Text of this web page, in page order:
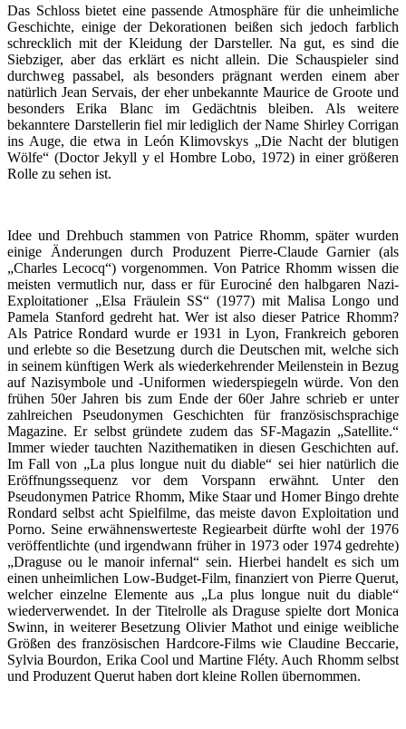
Das Schloss bietet eine passende Atmosphäre für die unheimliche
Geschichte, einige der Dekorationen beißen sich jedoch farblich
schrecklich mit der Kleidung der Darsteller. Na gut, es sind die
Siebziger, aber das erklärt es nicht allein. Die Schauspieler sind
durchweg passabel, als besonders prägnant werden einem aber
natürlich Jean Servais, der eher unbekannte Maurice de Groote und
besonders Erika Blanc im Gedächtnis bleiben. Als weitere
bekanntere Darstellerin fiel mir lediglich der Name Shirley Corrigan
ins Auge, die etwa in León Klimovskys „Die Nacht der blutigen
Wölfe“ (Doctor Jekyll y el Hombre Lobo, 1972) in einer größeren
Rolle zu sehen ist.
Idee und Drehbuch stammen von Patrice Rhomm, später wurden
einige Änderungen durch Produzent Pierre-Claude Garnier (als
„Charles Lecocq“) vorgenommen. Von Patrice Rhomm wissen die
meisten vermutlich nur, dass er für Eurociné den halbgaren Nazi-
Exploitationer „Elsa Fräulein SS“ (1977) mit Malisa Longo und
Pamela Stanford gedreht hat. Wer ist also dieser Patrice Rhomm?
Als Patrice Rondard wurde er 1931 in Lyon, Frankreich geboren
und erlebte so die Besetzung durch die Deutschen mit, welche sich
in seinem künftigen Werk als wiederkehrender Meilenstein in Bezug
auf Nazisymbole und -Uniformen wiederspiegeln würde. Von den
frühen 50er Jahren bis zum Ende der 60er Jahre schrieb er unter
zahlreichen Pseudonymen Geschichten für französischsprachige
Magazine. Er selbst gründete zudem das SF-Magazin „Satellite.“
Immer wieder tauchten Nazithematiken in diesen Geschichten auf.
Im Fall von „La plus longue nuit du diable“ sei hier natürlich die
Eröffnungssequenz vor dem Vorspann erwähnt. Unter den
Pseudonymen Patrice Rhomm, Mike Staar und Homer Bingo drehte
Rondard selbst acht Spielfilme, das meiste davon Exploitation und
Porno. Seine erwähnenswerteste Regiearbeit dürfte wohl der 1976
veröffentlichte (und irgendwann früher in 1973 oder 1974 gedrehte)
„Draguse ou le manoir infernal“ sein. Hierbei handelt es sich um
einen unheimlichen Low-Budget-Film, finanziert von Pierre Querut,
welcher einzelne Elemente aus „La plus longue nuit du diable“
wiederverwendet. In der Titelrolle als Draguse spielte dort Monica
Swinn, in weiterer Besetzung Olivier Mathot und einige weibliche
Größen des französischen Hardcore-Films wie Claudine Beccarie,
Sylvia Bourdon, Erika Cool und Martine Fléty. Auch Rhomm selbst
und Produzent Querut haben dort kleine Rollen übernommen.